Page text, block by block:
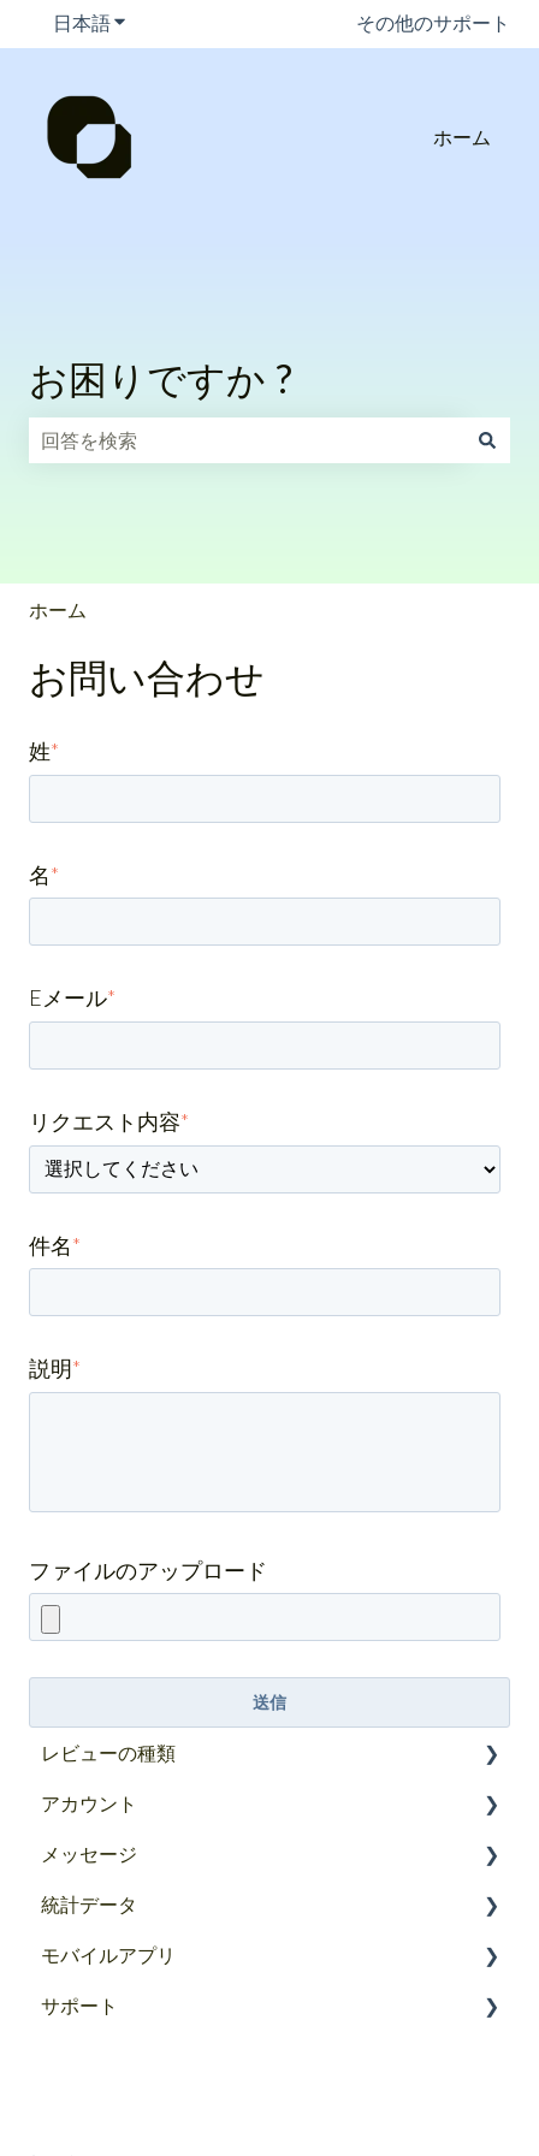
日本語翻訳のサブメニューを表示 その他のサポート
ホーム
お困りですか ?
ホーム
お問い合わせ
姓*
名*
Eメール*
リクエスト内容*
件名*
説明*
ファイルのアップロード
レビューの種類
レビューの収集チャンネルとソース
アカウント
Goodaysのはじめ方
アクセスの管理
あなたのプロフィール
パスワードとログイン
メッセージ
受信箱
レビューへの回答と管理
回答機能
統計データ
統計結果
メッセージに関する統計
モバイルアプリ
モバイルアプリのインストール
サポート